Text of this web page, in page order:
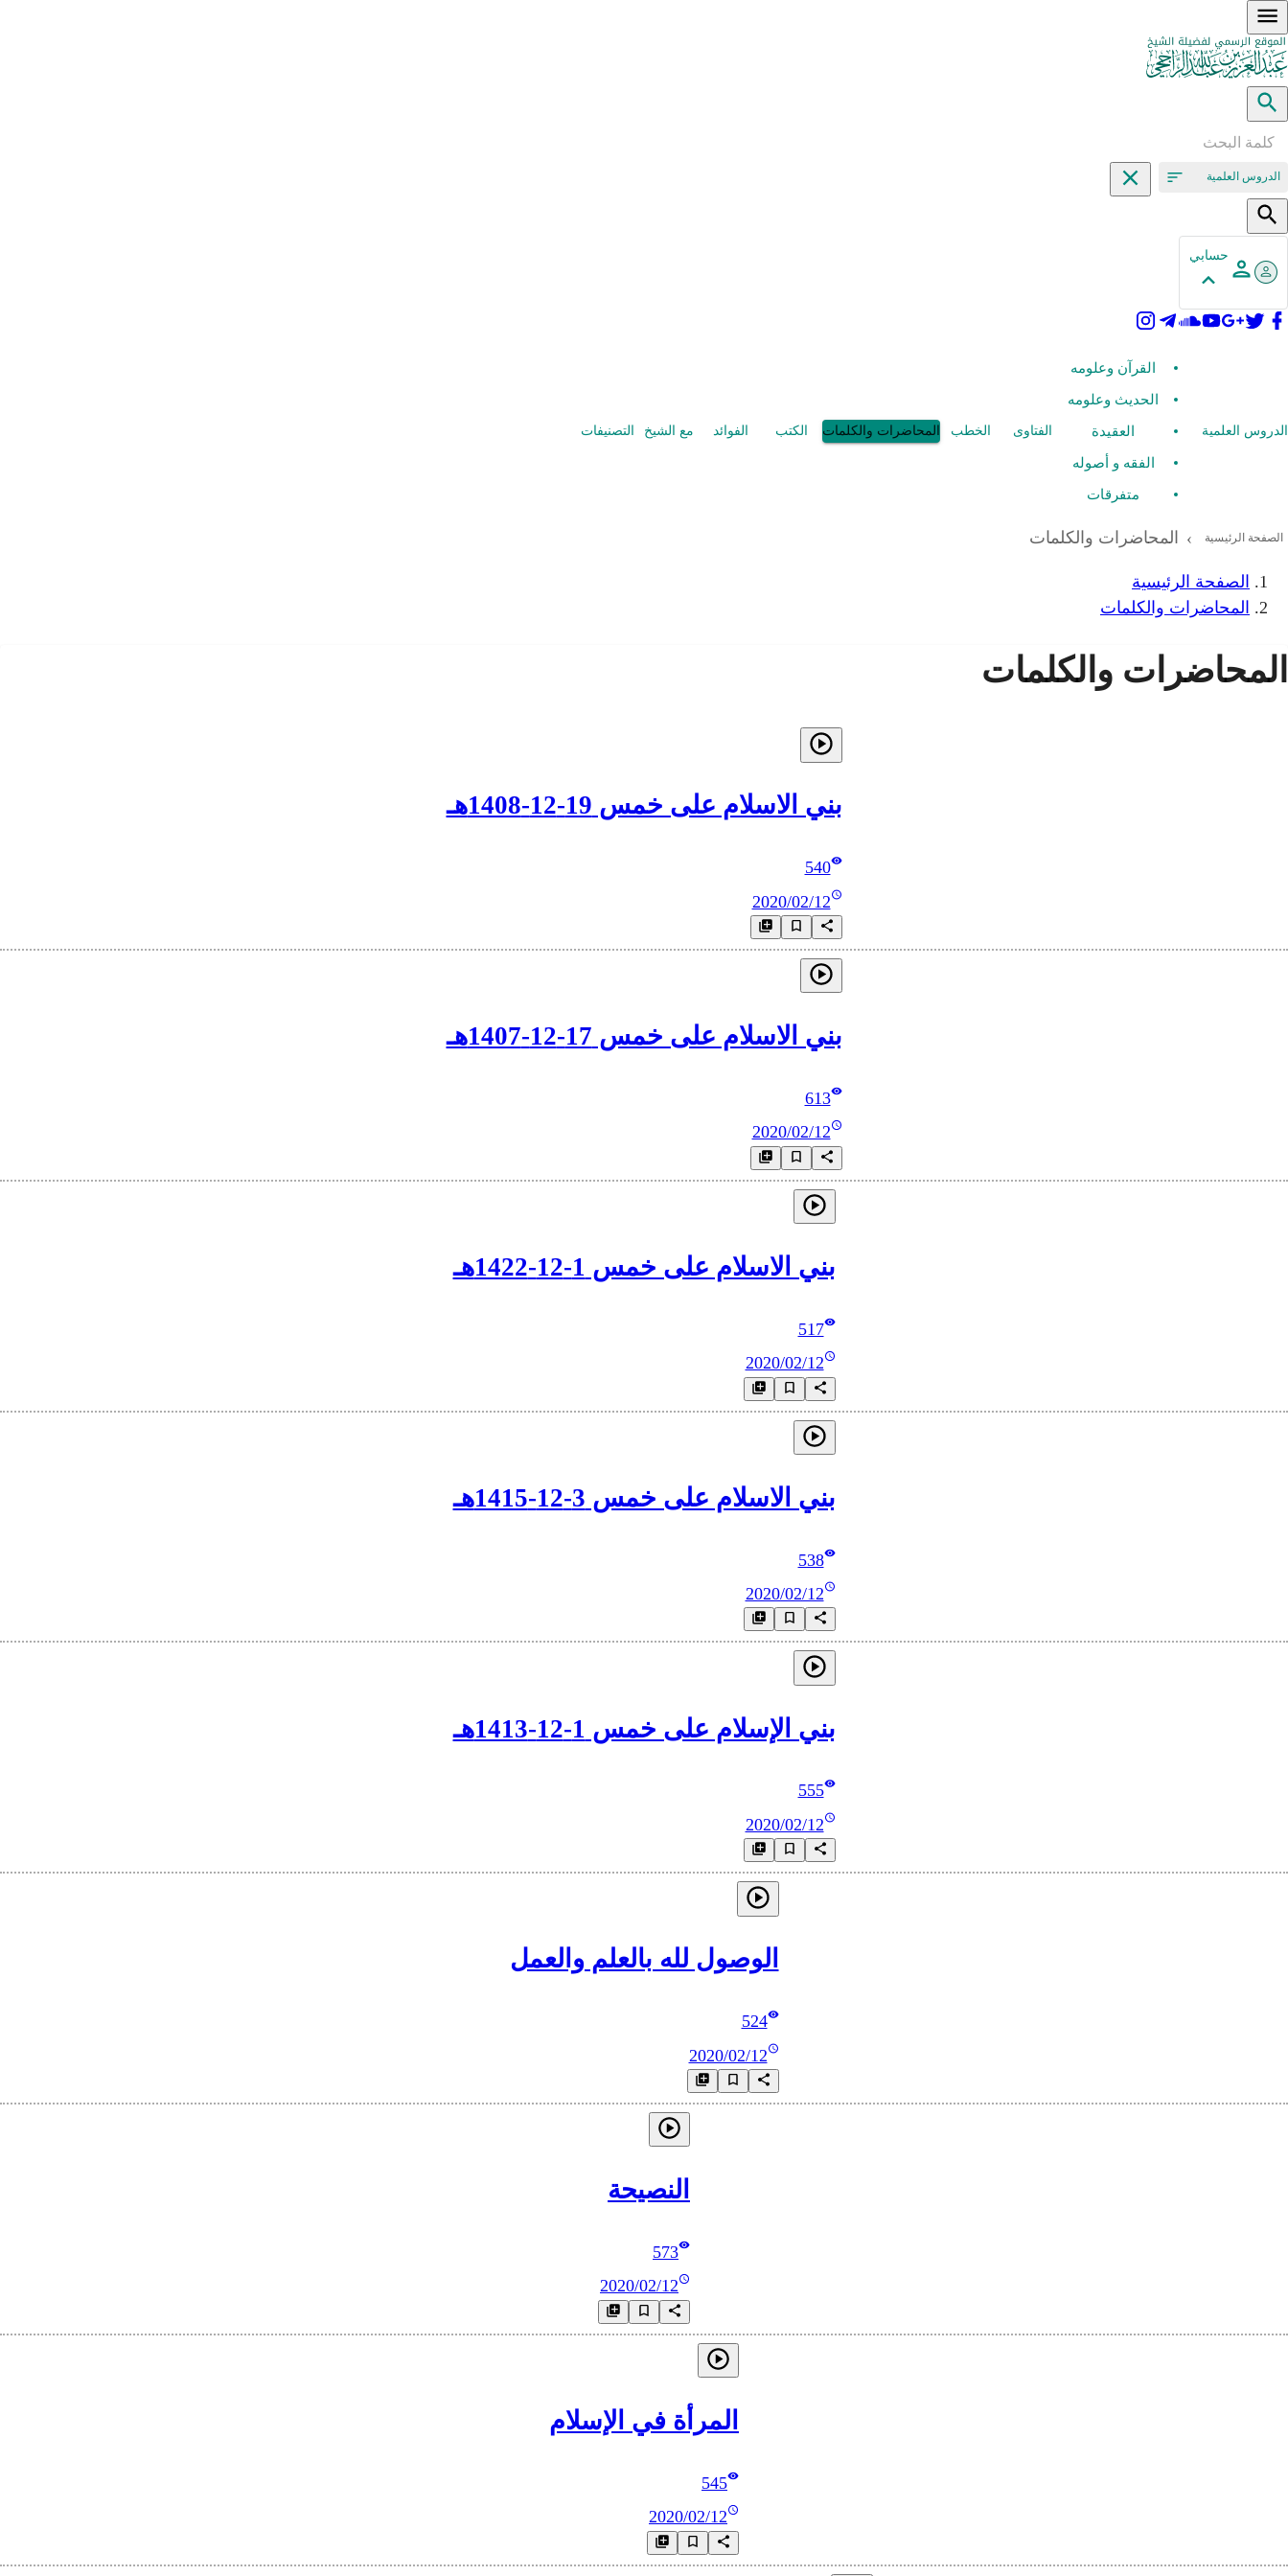
الدروس العلمية
حسابي
الدروس العلمية
القرآن وعلومه
الحديث وعلومه
العقيدة
الفقه و أصوله
متفرقات
الفتاوى الخطب المحاضرات والكلمات الكتب الفوائد مع الشيخ التصنيفات
الصفحة الرئيسية › المحاضرات والكلمات
الصفحة الرئيسية
المحاضرات والكلمات
المحاضرات والكلمات
بني الاسلام على خمس 19-12-1408هـ
540
2020/02/12
بني الاسلام على خمس 17-12-1407هـ
613
2020/02/12
بني الاسلام على خمس 1-12-1422هـ
517
2020/02/12
بني الاسلام على خمس 3-12-1415هـ
538
2020/02/12
بني الإسلام على خمس 1-12-1413هـ
555
2020/02/12
الوصول لله بالعلم والعمل
524
2020/02/12
النصيحة
573
2020/02/12
المرأة في الإسلام
545
2020/02/12